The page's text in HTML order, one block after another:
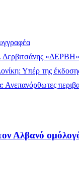
Υπέρ της
Ανεπανόρθωτες
Αλβανό